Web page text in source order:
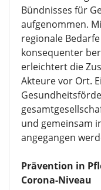
Bündnisses für
aufgenommen.
regionale
konsequenter
erleichtert die
Akteure vor Ort.
und gemeinsam
angegangen
Prävention in
Corona-Niveau